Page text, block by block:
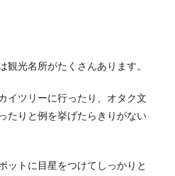
観光名所がたくさんあります。
イツリーに行ったり、オタク文
たりと例を挙げたらきりがない
ットに目星をつけてしっかりと